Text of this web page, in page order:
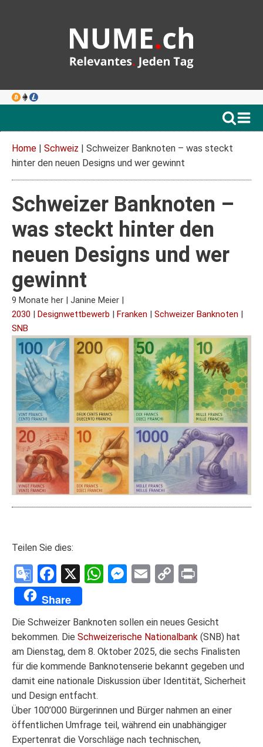
Home | Schweiz | Schweizer Banknoten – was steckt
hinter den neuen Designs und wer gewinnt
Schweizer Banknoten –
was steckt hinter den
neuen Designs und wer
gewinnt
9 Monate her | Janine Meier |
2030 | Designwettbewerb | Franken | Schweizer Banknoten |
SNB
Teilen Sie dies:
Google
Translate
Facebook
X WhatsApp
Messenger
Email
Copy
Share
Die Schweizer Banknoten sollen ein neues Gesicht
bekommen. Die Schweizerische Nationalbank (SNB) hat
am Dienstag, dem 8. Oktober 2025, die sechs Finalisten
für die kommende Banknotenserie bekannt gegeben und
damit eine nationale Diskussion über Identität, Sicherheit
und Design entfacht.
Über 100’000 Bürgerinnen und Bürger nahmen an einer
öffentlichen Umfrage teil, während ein unabhängiger
Expertenrat die Vorschläge nach technischen,